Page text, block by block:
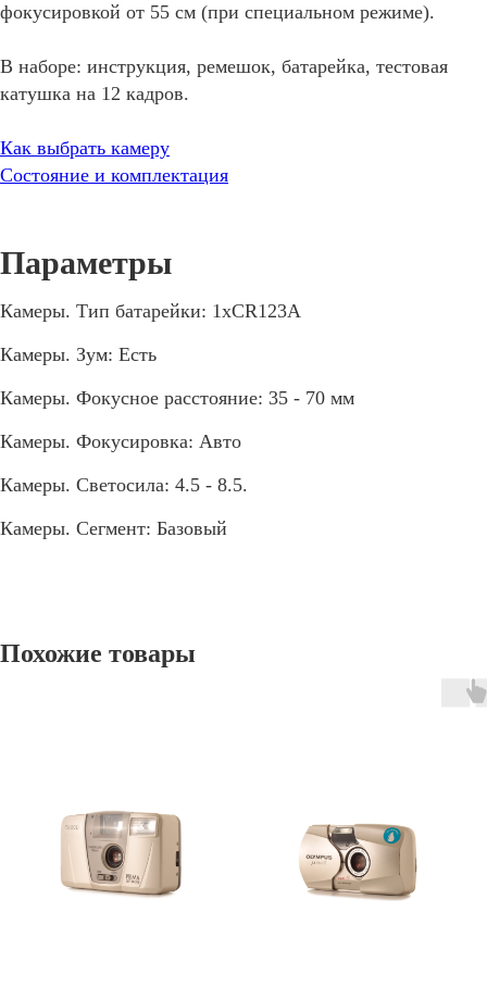
фокусировкой от 55 см (при специальном режиме).
В наборе: инструкция, ремешок, батарейка, тестовая
катушка на 12 кадров.
Как выбрать камеру
Состояние и комплектация
Камеры. Тип батарейки: 1xCR123А
Камеры. Зум: Есть
Камеры. Фокусное расстояние: 35 - 70 мм
Камеры. Фокусировка: Авто
Камеры. Светосила: 4.5 - 8.5.
Камеры. Сегмент: Базовый
Похожие товары